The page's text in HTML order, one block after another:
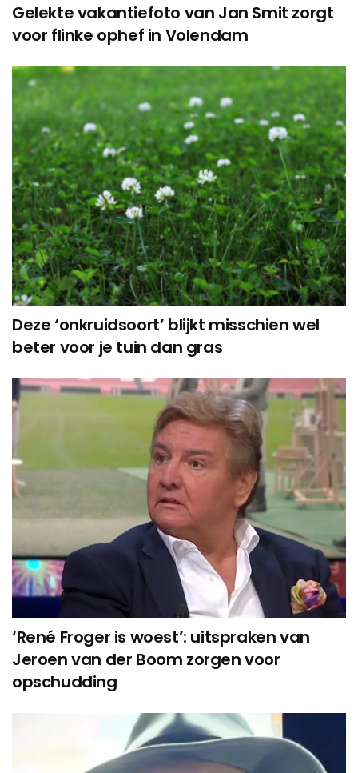
Gelekte vakantiefoto van Jan Smit zorgt
voor flinke ophef in Volendam
Deze ‘onkruidsoort’ blijkt misschien wel
beter voor je tuin dan gras
‘René Froger is woest’: uitspraken van
Jeroen van der Boom zorgen voor
opschudding